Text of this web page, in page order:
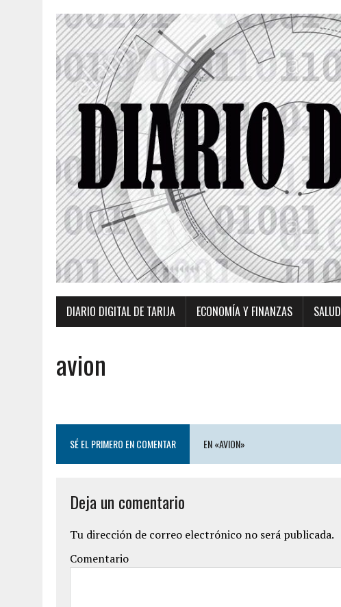
DIARIO DIGITAL DE TARIJA ECONOMÍA Y FINANZAS SALUD
avion
SÉ EL PRIMERO EN COMENTAR EN «AVION»
Deja un comentario
Tu dirección de correo electrónico no será publicada.
Comentario